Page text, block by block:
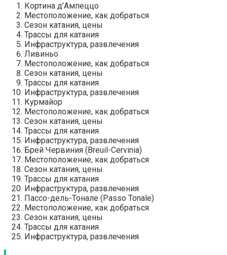
Кортина д’Ампеццо
Местоположение, как добраться
Сезон катания, цены
Трассы для катания
Инфраструктура, развлечения
Ливиньо
Местоположение, как добраться
Сезон катания, цены
Трассы для катания
Инфраструктура, развлечения
Курмайор
Местоположение, как добраться
Сезон катания, цены
Трассы для катания
Инфраструктура, развлечения
Брей Червиния (Breuil-Cervinia)
Местоположение, как добраться
Сезон катания, цены
Трассы для катания
Инфраструктура, развлечения
Пассо-дель-Тонале (Passo Tonale)
Местоположение, как добраться
Сезон катания, цены
Трассы для катания
Инфраструктура, развлечения